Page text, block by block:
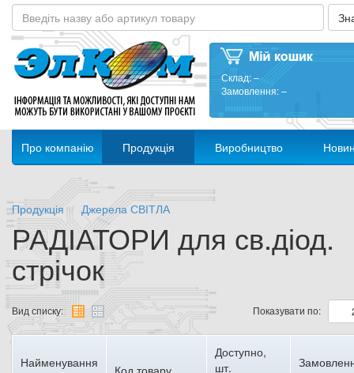
Склад:–
Замовлення:–
Про компанію Продукція Виробництво
Продукція Джерела СВІТЛА
РАДІАТОРИ для св.діод.
стрічок
Вид списку: Показувати по:
Найменування
Код товару
Доступно,
шт.